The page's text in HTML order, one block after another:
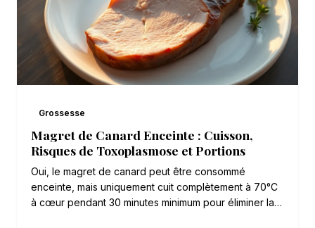
Grossesse
Magret de Canard Enceinte : Cuisson,
Risques de Toxoplasmose et Portions
Oui, le magret de canard peut être consommé
enceinte, mais uniquement cuit complètement à 70°C
à cœur pendant 30 minutes minimum pour éliminer la…